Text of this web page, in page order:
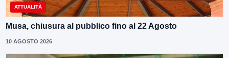
ATTUALITÀ
Musa, chiusura al pubblico fino al 22 Agosto
10 AGOSTO 2026